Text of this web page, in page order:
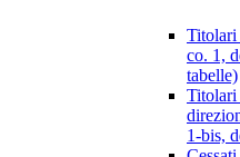
Titolari
co. 1,
tabelle)
Titolari
1-bis,